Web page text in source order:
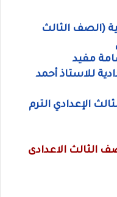
(الصف الثالث
مفيد
للاستاذ أحمد
الإعدادي الترم
الثالث الاعدادى